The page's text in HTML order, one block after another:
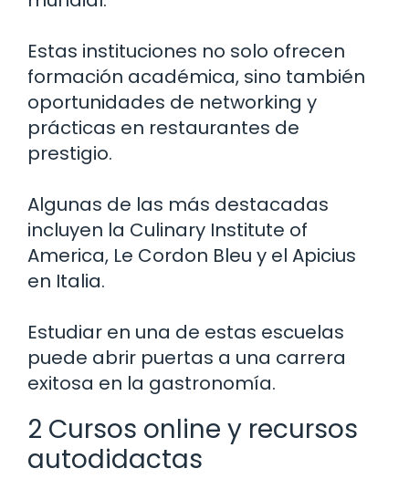
Estas instituciones no solo ofrecen
formación académica, sino también
oportunidades de networking y
prácticas en restaurantes de
prestigio.
Algunas de las más destacadas
incluyen la Culinary Institute of
America, Le Cordon Bleu y el Apicius
en Italia.
Estudiar en una de estas escuelas
puede abrir puertas a una carrera
exitosa en la gastronomía.
2 Cursos online y recursos
autodidactas